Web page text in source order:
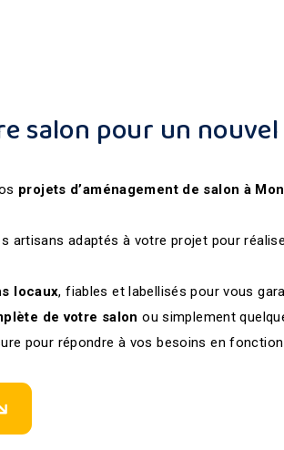
salon pour un
projets d’aménagement de salon à
artisans adaptés à votre projet pour
locaux, fiables et labellisés pour vous
de votre salon ou simplement
pour répondre à vos besoins en